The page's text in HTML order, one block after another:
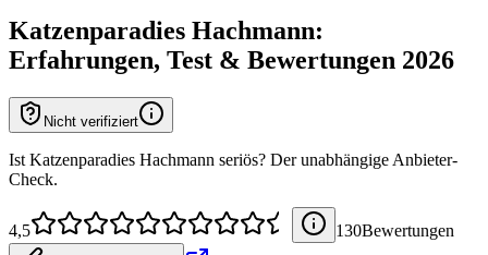
Katzenparadies Hachmann:
Erfahrungen, Test & Bewertungen 2026
Nicht verifiziert
Ist Katzenparadies Hachmann seriös? Der unabhängige Anbieter-
Check.
4,5 130Bewertungen